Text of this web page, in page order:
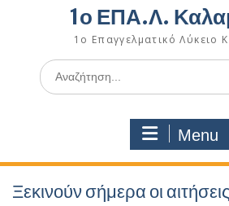
1ο ΕΠΑ.Λ.
1ο Επαγγελματικό Λύκειο
Search
for:
Menu
Ξεκινούν σήμερα οι